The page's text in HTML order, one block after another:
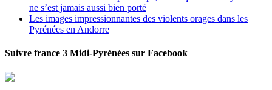
ne s’est jamais aussi bien porté
Les images impressionnantes des violents orages dans les
Pyrénées en Andorre
Suivre france 3 Midi-Pyrénées sur Facebook